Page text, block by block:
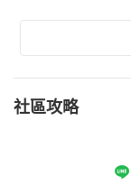
社區攻略